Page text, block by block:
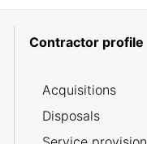
Contractor profile
Acquisitions
Disposals